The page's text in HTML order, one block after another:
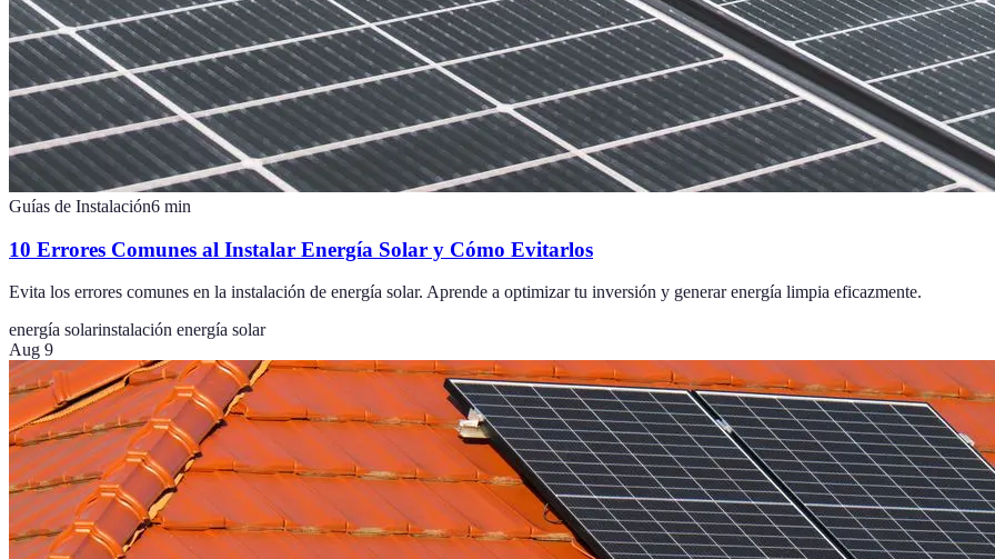
Guías de Instalación6 min
10 Errores Comunes al Instalar Energía Solar y Cómo Evitarlos
Evita los errores comunes en la instalación de energía solar. Aprende a optimizar tu inversión y generar energía limpia eficazmente.
energía solarinstalación energía solar
Aug 9